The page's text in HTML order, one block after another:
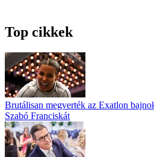
Top cikkek
Brutálisan megverték az Exatlon
Szabó Franciskát